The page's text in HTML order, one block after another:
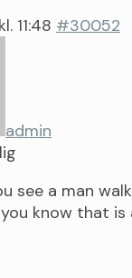
11:48 #30052
admin
see a man
know that is